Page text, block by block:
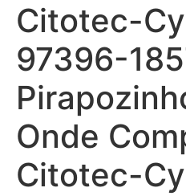
Citotec-
97396-
Onde
Citotec-